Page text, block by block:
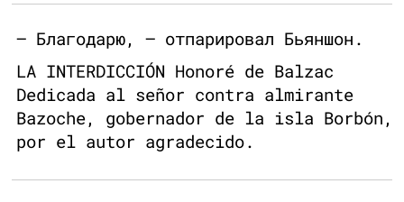
— Благодарю, — отпарировал Бьяншон.
LA INTERDICCIÓN Honoré de Balzac
Dedicada al señor contra almirante
Bazoche, gobernador de la isla Borbón,
por el autor agradecido.